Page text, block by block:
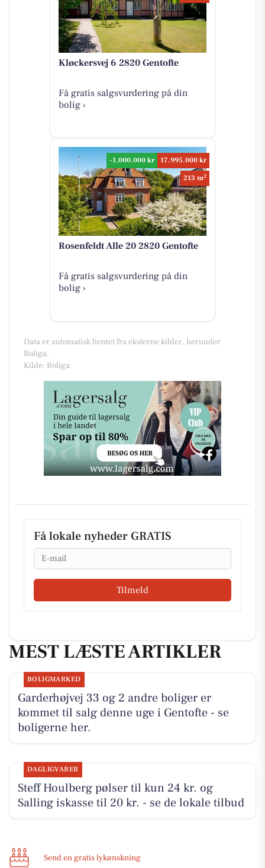
Kløckersvej 6 2820 Gentofte
Få gratis salgsvurdering på din
bolig ›
-1.000.000 kr
17.995.000 kr
213 m2
Rosenfeldt Alle 20 2820 Gentofte
Få gratis salgsvurdering på din
bolig ›
Data er automatisk hentet fra eksterne kilder, herunder
Boliga.
Kilde: Boliga
Få lokale nyheder GRATIS
Email
Tilmeld
MEST LÆSTE ARTIKLER
BOLIGMARKED
Garderhøjvej 33 og 2 andre boliger er
kommet til salg denne uge i Gentofte - se
boligerne her.
DAGLIGVARER
Steff Houlberg pølser til kun 24 kr. og
Salling iskasse til 20 kr. - se de lokale tilbud
Send en gratis lykønskning